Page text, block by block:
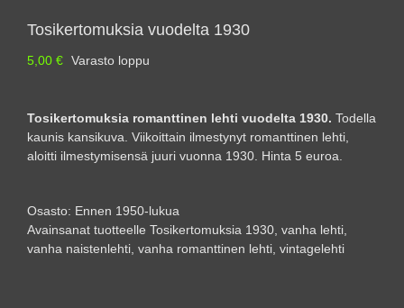
Tosikertomuksia vuodelta 1930
5,00 € Varasto loppu
Tosikertomuksia romanttinen lehti vuodelta 1930. Todella
kaunis kansikuva. Viikoittain ilmestynyt romanttinen lehti,
aloitti ilmestymisensä juuri vuonna 1930. Hinta 5 euroa.
Osasto: Ennen 1950-lukua
Avainsanat tuotteelle Tosikertomuksia 1930, vanha lehti,
vanha naistenlehti, vanha romanttinen lehti, vintagelehti